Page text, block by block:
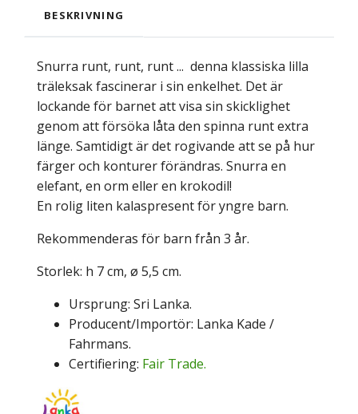
BESKRIVNING
Snurra runt, runt, runt ... denna klassiska lilla
träleksak fascinerar i sin enkelhet. Det är
lockande för barnet att visa sin skicklighet
genom att försöka låta den spinna runt extra
länge. Samtidigt är det rogivande att se på hur
färger och konturer förändras. Snurra en
elefant, en orm eller en krokodil!
En rolig liten kalaspresent för yngre barn.
Rekommenderas för barn från 3 år.
Storlek: h 7 cm, ø 5,5 cm.
Ursprung: Sri Lanka.
Producent/Importör: Lanka Kade /
Fahrmans.
Certifiering: Fair Trade.